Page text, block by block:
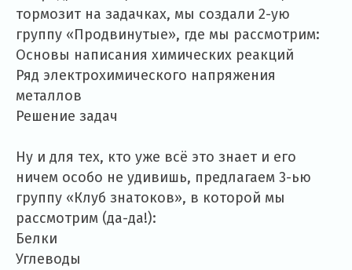
тормозит на задачках, мы создали 2-ую
группу «Продвинутые», где мы рассмотрим:
Основы написания химических реакций
Ряд электрохимического напряжения
металлов
Решение задач
Ну и для тех, кто уже всё это знает и его
ничем особо не удивишь, предлагаем 3-ью
группу «Клуб знатоков», в которой мы
рассмотрим (да-да!):
Белки
Углеводы